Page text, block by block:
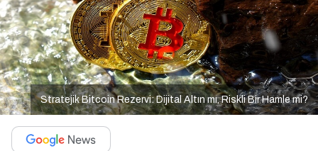
Stratejik Bitcoin Rezervi: Dijital Altın mı, Riskli Bir Hamle mi?